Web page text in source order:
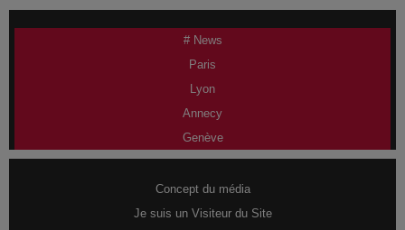
# News
Paris
Lyon
Annecy
Genève
Concept du média
Je suis un Visiteur du Site